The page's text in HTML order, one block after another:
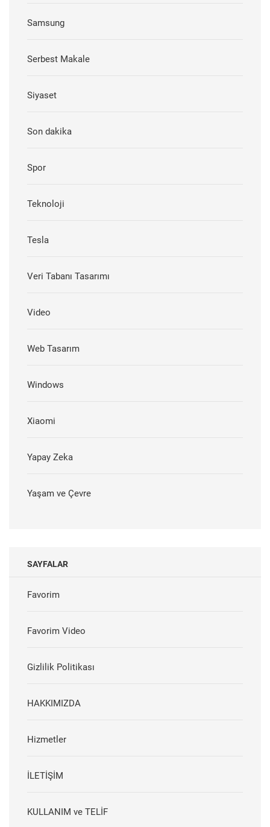
Samsung
Serbest Makale
Siyaset
Son dakika
Spor
Teknoloji
Tesla
Veri Tabanı Tasarımı
Video
Web Tasarım
Windows
Xiaomi
Yapay Zeka
Yaşam ve Çevre
SAYFALAR
Favorim
Favorim Video
Gizlilik Politikası
HAKKIMIZDA
Hizmetler
İLETİŞİM
KULLANIM ve TELİF